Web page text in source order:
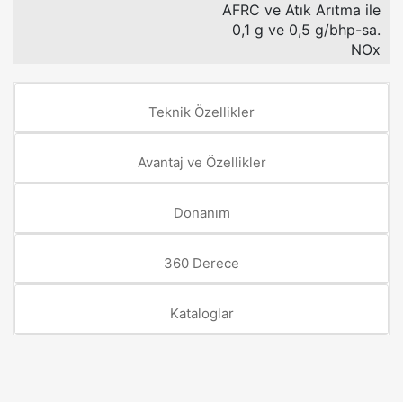
AFRC ve Atık Arıtma ile
0,1 g ve 0,5 g/bhp-sa.
NOx
Teknik Özellikler
Avantaj ve Özellikler
Donanım
360 Derece
Kataloglar